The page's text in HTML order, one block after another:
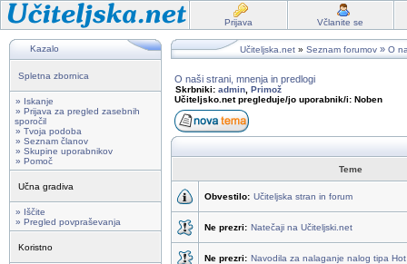
Prijava Včlanite se
Kazalo
Spletna zbornica
» Iskanje
» Prijava za pregled zasebnih
sporočil
» Tvoja podoba
» Seznam članov
» Skupine uporabnikov
» Pomoč
Učna gradiva
» Iščite
» Pregled povpraševanja
Koristno
Učiteljska.net » Seznam forumov » O
O naši strani, mnenja in predlogi
Skrbniki: admin Primož
Učiteljsko.net pregleduje/jo uporabnik/i: Noben
Teme
Obvestilo: Učiteljska stran in forum
Ne prezri: Natečaji na Učiteljski.net
Ne prezri: Navodila za nalaganje nalog tipa